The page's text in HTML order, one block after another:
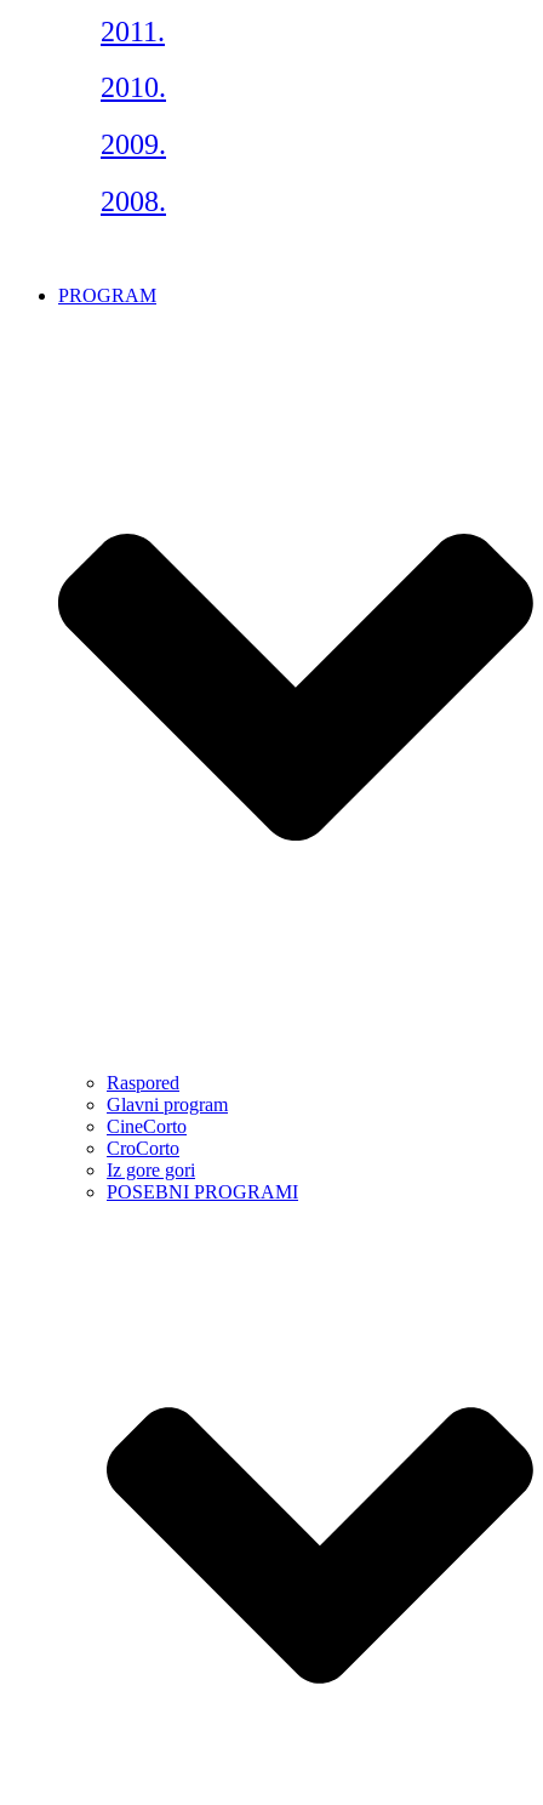
2011.
2010.
2009.
2008.
PROGRAM
Raspored
Glavni program
CineCorto
CroCorto
Iz gore gori
POSEBNI PROGRAMI